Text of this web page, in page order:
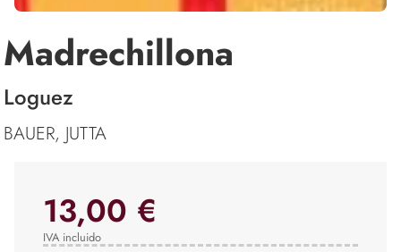
Madrechillona
Loguez
BAUER, JUTTA
13,00 €
IVA incluido